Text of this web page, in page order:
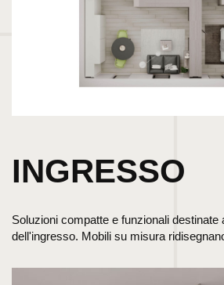
INGRESSO
Soluzioni compatte e funzionali destinate
dell'ingresso. Mobili su misura